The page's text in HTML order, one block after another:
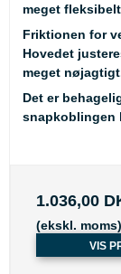
meget
Friktionen for
Hovedet
meget
Det er
snapkoblingen
1.036,00
(ekskl. moms)
VIS